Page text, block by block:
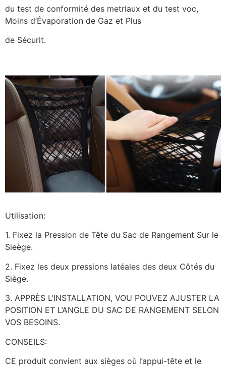
du test de conformité des metriaux et du test voc,
Moins d’Évaporation de Gaz et Plus
de Sécurit.
Utilisation:
1. Fixez la Pression de Tête du Sac de Rangement Sur le
Sieège.
2. Fixez les deux pressions latéales des deux Côtés du
Siège.
3. APPRÈS L’INSTALLATION, VOU POUVEZ AJUSTER LA
POSITION ET L’ANGLE DU SAC DE RANGEMENT SELON
VOS BESOINS.
CONSEILS:
CE produit convient aux sièges où l’appui-tête et le